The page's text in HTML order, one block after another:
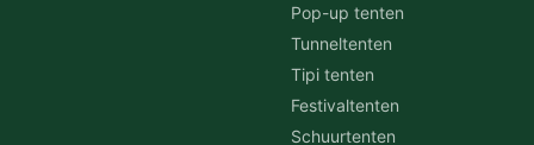
Pop-up tenten
Tunneltenten
Tipi tenten
Festivaltenten
Schuurtenten